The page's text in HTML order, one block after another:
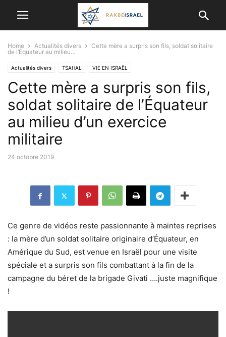
Home Actualités divers
Cette mère a surpris son fils, soldat solitaire
de l’Équateur au milieu...
Actualités divers TSAHAL VIE EN ISRAËL
Cette mère a surpris son fils,
soldat solitaire de l’Équateur
au milieu d’un exercice
militaire
24 octobre 2019
Ce genre de vidéos reste passionnante à maintes reprises
: la mère d’un soldat solitaire originaire d’Équateur, en
Amérique du Sud, est venue en Israël pour une visite
spéciale et a surpris son fils combattant à la fin de la
campagne du béret de la brigade Givati ….juste magnifique
!